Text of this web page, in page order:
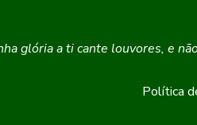
glória a ti cante louvores, e
Política